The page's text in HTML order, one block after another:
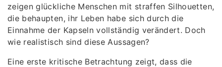
zeigen glückliche Menschen mit straffen Silhouetten,
die behaupten, ihr Leben habe sich durch die
Einnahme der Kapseln vollständig verändert. Doch
wie realistisch sind diese Aussagen?
Eine erste kritische Betrachtung zeigt, dass die